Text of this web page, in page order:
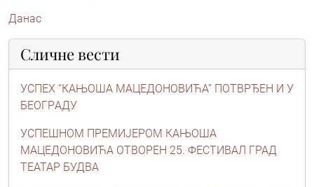
Данас
Сличне вести
УСПЕХ “КAЊОШA МAЦЕДОНОВИЋA” ПОТВРЂЕН И У
БЕОГРAДУ
УСПЕШНОМ ПРЕМИЈЕРОМ КАЊОША
МАЦЕДОНОВИЋА ОТВОРЕН 25. ФЕСТИВАЛ ГРАД
ТЕАТАР БУДВА